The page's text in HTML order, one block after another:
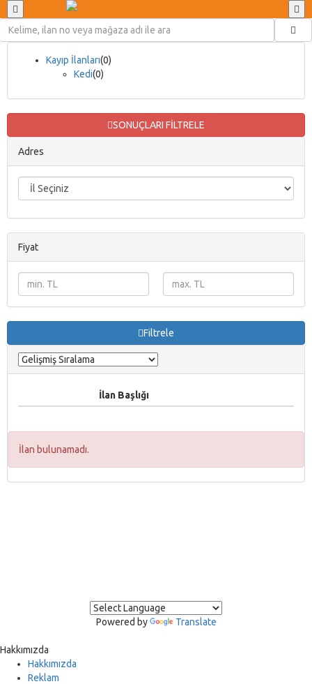
Kayıp İlanları(0)
Kedi(0)
SONUÇLARI FİLTRELE
Adres
Fiyat
Filtrele
İlan Başlığı
İlan bulunamadı.
Powered by Translate
Hakkımızda
Hakkımızda
Reklam